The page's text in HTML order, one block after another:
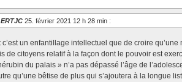
25. février 2021 12 h 28 min :
c’est un enfantillage intellectuel que de croire
de citoyens relatif à la façon dont le pouvoir est
du palais » n’a pas dépassé l’âge de
qu’une bêtise de plus qui s’ajoutera à la longue